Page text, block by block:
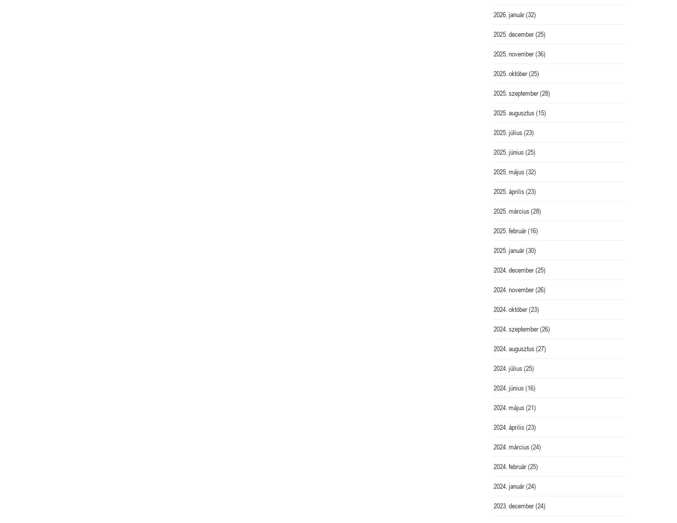
2026. január(32)
2025. december(25)
2025. november(36)
2025. október(25)
2025. szeptember(28)
2025. augusztus(15)
2025. július(23)
2025. június(25)
2025. május(32)
2025. április(23)
2025. március(28)
2025. február(16)
2025. január(30)
2024. december(25)
2024. november(26)
2024. október(23)
2024. szeptember(26)
2024. augusztus(27)
2024. július(25)
2024. június(16)
2024. május(21)
2024. április(23)
2024. március(24)
2024. február(25)
2024. január(24)
2023. december(24)